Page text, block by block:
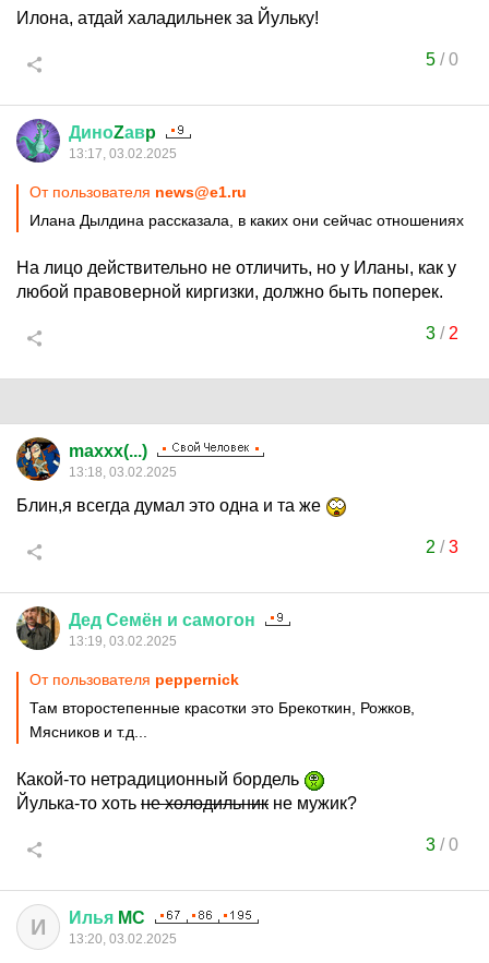
Илона, атдай халадильнек за Йульку!
5/0
ДиноZавp
13:17, 03.02.2025
От пользователя news@e1.ru
Илана Дылдина рассказала, в каких они сейчас отношениях
На лицо действительно не отличить, но у Иланы, как у
любой правоверной киргизки, должно быть поперек.
3/ 2
maxxx(...)
13:18, 03.02.2025
Блин,я всегда думал это одна и та же
2 /3
Дед Семён и самогон
13:19, 03.02.2025
От пользователя peppernick
Там второстепенные красотки это Брекоткин, Рожков,
Мясников и т.д...
Какой-то нетрадиционный бордель
Йулька-то хоть не холодильник не мужик?
3/0
И Илья MC
13:20, 03.02.2025